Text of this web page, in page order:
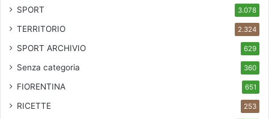
SPORT 3.078
TERRITORIO 2.324
SPORT ARCHIVIO 629
Senza categoria 360
FIORENTINA 651
RICETTE 253